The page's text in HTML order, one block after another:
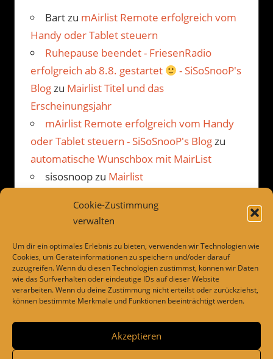
Cookie-Zustimmung
verwalten
Um dir ein optimales Erlebnis zu bieten, verwenden wir Technologien wie
Cookies, um Geräteinformationen zu speichern und/oder darauf
zuzugreifen. Wenn du diesen Technologien zustimmst, können wir Daten
wie das Surfverhalten oder eindeutige IDs auf dieser Website
verarbeiten. Wenn du deine Zustimmung nicht erteilst oder zurückziehst,
können bestimmte Merkmale und Funktionen beeinträchtigt werden.
Akzeptieren
Bartzu mAirlist Remote erfolgreich vom
Handy oder Tablet steuern
Ruhepause beendet - FriesenRadio
erfolgreich ab 8.8. gestartet
- SiSoSnooP's
Blogzu Mairlist Titel und das
Erscheinungsjahr
mAirlist Remote erfolgreich vom Handy
oder Tablet steuern - SiSoSnooP's Blogzu
automatische Wunschbox mit MairList
sisosnoopzu Mairlist
Mairlist Kommentarbetrachter
LINKS
Drivesnapshot